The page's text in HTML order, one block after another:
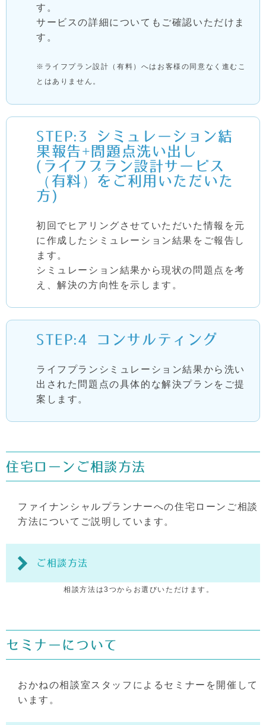
す。
サービスの詳細についてもご確認いただけま
す。
※ライフプラン設計（有料）へはお客様の同意なく進むこ
とはありません。
STEP:3
シミュレーション結
果報告+問題点洗い出し
(ライフプラン設計サービス
（有料）をご利用いただいた
方)
初回でヒアリングさせていただいた情報を元
に作成したシミュレーション結果をご報告し
ます。
シミュレーション結果から現状の問題点を考
え、解決の方向性を示します。
STEP:4 コンサルティング
ライフプランシミュレーション結果から洗い
出された問題点の具体的な解決プランをご提
案します。
住宅ローンご相談方法
ファイナンシャルプランナーへの住宅ローンご相談
方法についてご説明しています。
ご相談方法
相談方法は3つからお選びいただけます。
セミナーについて
おかねの相談室スタッフによるセミナーを開催して
います。